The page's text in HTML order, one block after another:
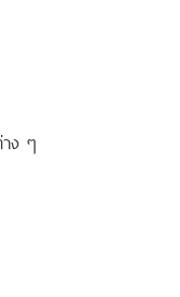
ง ๆ